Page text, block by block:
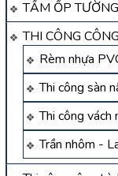
TẤM ỐP
THI CÔNG
Rèm nhựa
Thi công sàn
Thi công vách
Trần nhôm -